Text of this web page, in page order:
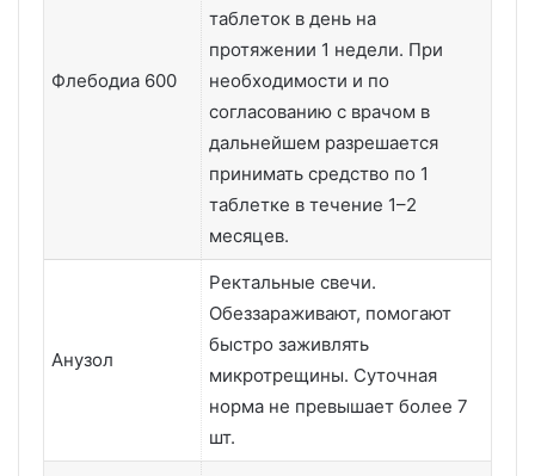
Флебодиа 600
таблеток в день на
протяжении 1 недели. При
необходимости и по
согласованию с врачом в
дальнейшем разрешается
принимать средство по 1
таблетке в течение 1–2
месяцев.
Анузол
Ректальные свечи.
Обеззараживают, помогают
быстро заживлять
микротрещины. Суточная
норма не превышает более 7
шт.